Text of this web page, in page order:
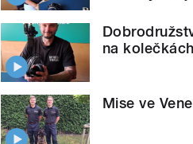
na kolečkách
Mise ve